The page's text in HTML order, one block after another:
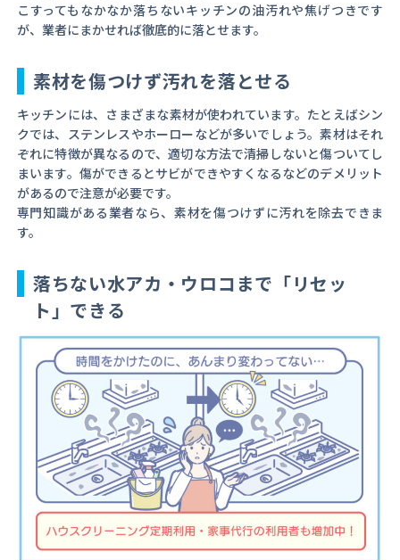
こすってもなかなか落ちないキッチンの油汚れや焦げつきです
が、業者にまかせれば徹底的に落とせます。
素材を傷つけず汚れを落とせる
キッチンには、さまざまな素材が使われています。たとえばシン
クでは、ステンレスやホーローなどが多いでしょう。素材はそれ
ぞれに特徴が異なるので、適切な方法で清掃しないと傷ついてし
まいます。傷ができるとサビができやすくなるなどのデメリット
があるので注意が必要です。
専門知識がある業者なら、素材を傷つけずに汚れを除去できま
す。
落ちない水アカ・ウロコまで「リセッ
ト」できる